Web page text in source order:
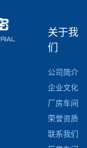
关于我
们
公司简介
企业文化
厂房车间
荣誉资质
联系我们